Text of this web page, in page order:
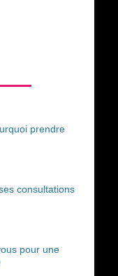
prendre
consultations
pour une